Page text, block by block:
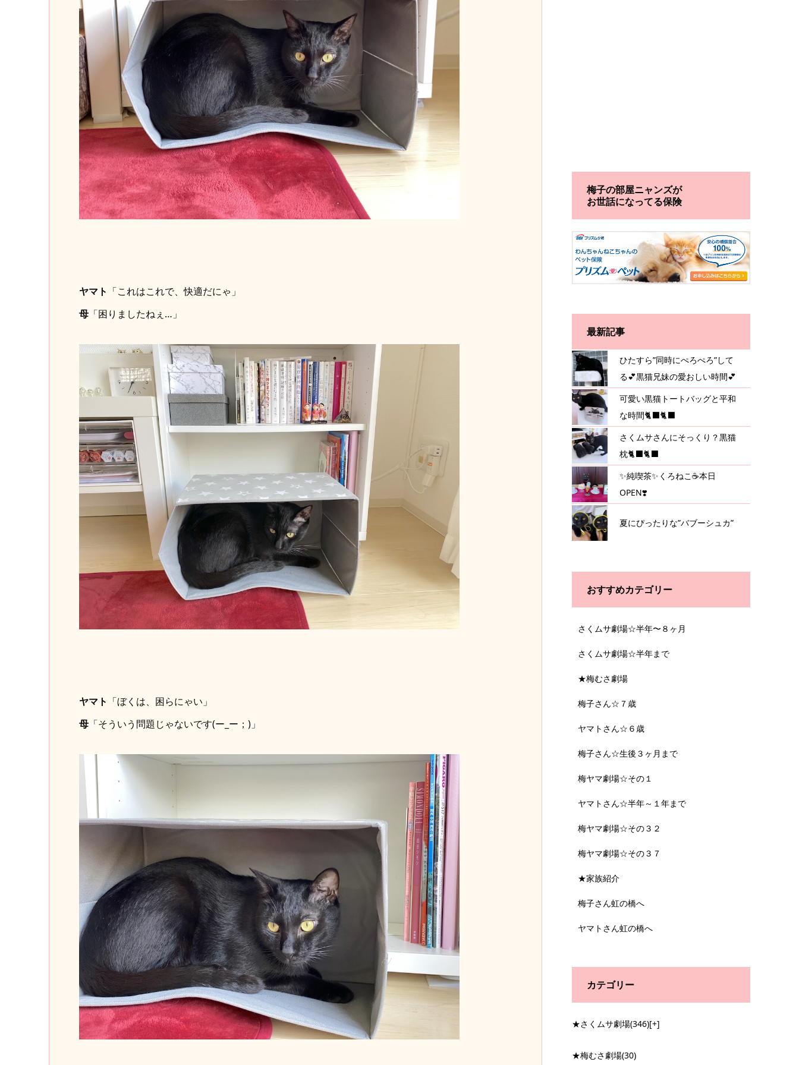
ヤマト 「これはこれで、快適だにゃ」
母「困りましたねぇ…」
ヤマト 「ぼくは、困らにゃい」
母「そういう問題じゃないです(ー_ー；)」
梅子の部屋ニャンズが
お世話になってる保険
最新記事
ひたすら”同時にぺろぺろ”して
る💕黒猫兄妹の愛おしい時間💕
可愛い黒猫トートバッグと平和
な時間🐈‍⬛🐈‍⬛
さくムサさんにそっくり？黒猫
枕🐈‍⬛🐈‍⬛
✨純喫茶✨くろねこ☕️本日
OPEN❣️
夏にぴったりな”バブーシュカ”
おすすめカテゴリー
さくムサ劇場☆半年〜８ヶ月
さくムサ劇場☆半年まで
★梅むさ劇場
梅子さん☆７歳
ヤマトさん☆６歳
梅子さん☆生後３ヶ月まで
梅ヤマ劇場☆その１
ヤマトさん☆半年～１年まで
梅ヤマ劇場☆その３２
梅ヤマ劇場☆その３７
★家族紹介
梅子さん虹の橋へ
ヤマトさん虹の橋へ
カテゴリー
★さくムサ劇場(346)[+]
★梅むさ劇場(30)